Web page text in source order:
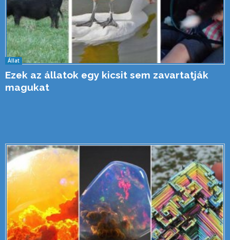
Állat
Ezek az állatok egy kicsit sem zavartatják
magukat